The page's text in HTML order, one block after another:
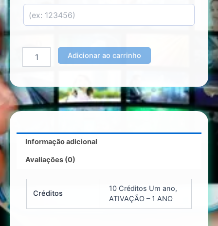
Adicionar ao carrinho
Informação adicional
Avaliações (0)
Créditos
10 Créditos Um ano,
ATIVAÇÃO – 1 ANO